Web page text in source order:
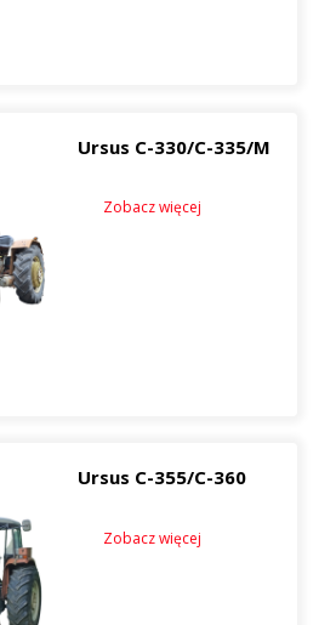
Ursus C-330/C-335/M
Zobacz więcej
Ursus C-355/C-360
Zobacz więcej